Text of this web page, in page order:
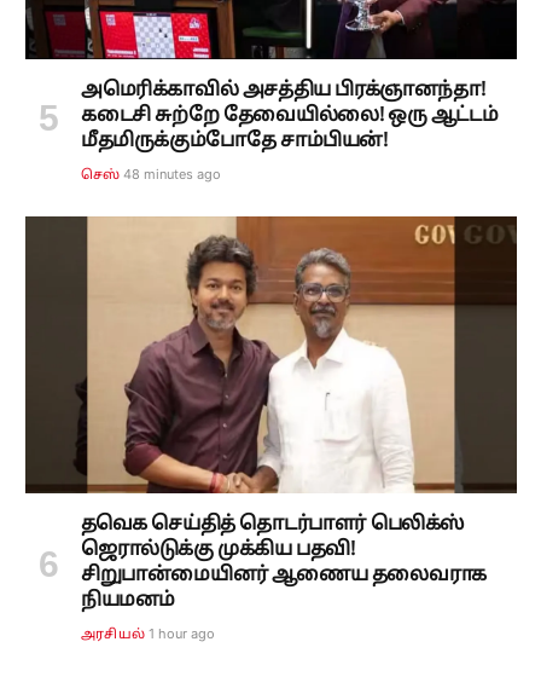
அமெரிக்காவில் அசத்திய பிரக்ஞானந்தா!
கடைசி சுற்றே தேவையில்லை! ஒரு ஆட்டம்
மீதமிருக்கும்போதே சாம்பியன்!
செஸ் 48 minutes ago
தவெக செய்தித் தொடர்பாளர் பெலிக்ஸ்
ஜெரால்டுக்கு முக்கிய பதவி!
சிறுபான்மையினர் ஆணைய தலைவராக
நியமனம்
அரசியல் 1 hour ago